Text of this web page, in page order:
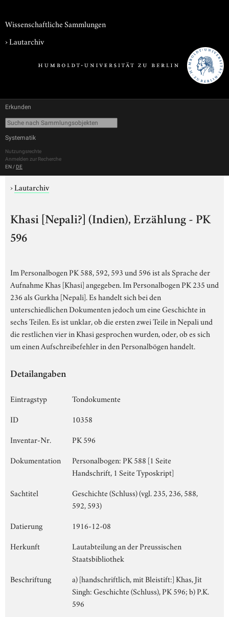
Wissenschaftliche Sammlungen
›Lautarchiv
Erkunden
Systematik
Nutzungsrechte
Anmelden zur Recherche
EN / DE
›Lautarchiv
Khasi [Nepali?] (Indien), Erzählung - PK
596
Im Personalbogen PK 588, 592, 593 und 596 ist als Sprache der
Aufnahme Khas [Khasi] angegeben. Im Personalbogen PK 235 und
236 als Gurkha [Nepali]. Es handelt sich bei den
unterschiedlichen Dokumenten jedoch um eine Geschichte in
sechs Teilen. Es ist unklar, ob die ersten zwei Teile in Nepali und
die restlichen vier in Khasi gesprochen wurden, oder, ob es sich
um einen Aufschreibefehler in den Personalbögen handelt.
Detailangaben
Eintragstyp
Tondokumente
ID
10358
Inventar-Nr.
PK 596
Dokumentation
Personalbogen: PK 588 [1 Seite
Handschrift, 1 Seite Typoskript]
Sachtitel
Geschichte (Schluss) (vgl. 235, 236, 588,
592, 593)
Datierung
1916-12-08
Herkunft
Lautabteilung an der Preussischen
Staatsbibliothek
Beschriftung
a) [handschriftlich, mit Bleistift:] Khas, Jit
Singh: Geschichte (Schluss), PK 596; b) P.K.
596